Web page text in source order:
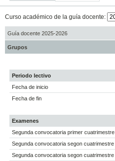
Curso académico de la guía docente:
Guía docente 2025-2026
Grupos
Periodo lectivo
Fecha de inicio
Fecha de fin
Examenes
Segunda convocatoria primer cuatrimestre
Segunda convocatoria segon cuatrimestre
Segunda convocatoria segon cuatrimestre